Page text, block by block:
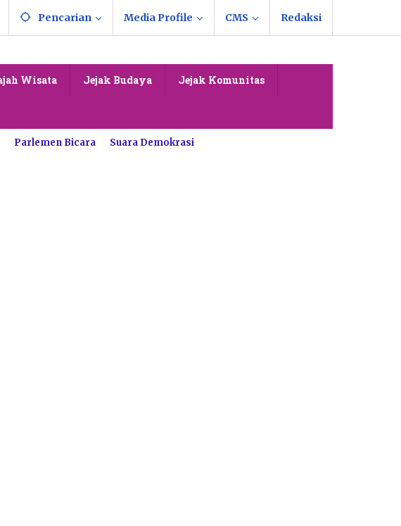
Pencarian Media Profile CMS Redaksi
Wisata Jejak Budaya Jejak Komunitas
Parlemen Bicara Suara Demokrasi